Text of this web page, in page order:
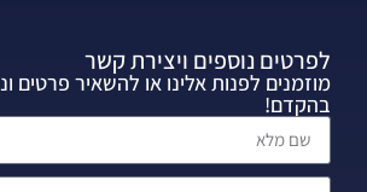
לפרטים נוספים ויצירת קשר
מוזמנים לפנות אלינו או להשאיר פרטים
בהקדם!